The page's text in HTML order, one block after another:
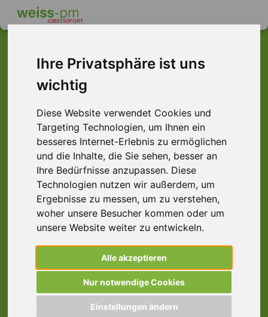
Ihre Privatsphäre ist uns
wichtig
Diese Website verwendet Cookies und
Targeting Technologien, um Ihnen ein
besseres Internet-Erlebnis zu ermöglichen
und die Inhalte, die Sie sehen, besser an
Ihre Bedürfnisse anzupassen. Diese
Technologien nutzen wir außerdem, um
Ergebnisse zu messen, um zu verstehen,
woher unsere Besucher kommen oder um
unsere Website weiter zu entwickeln.
Alle akzeptieren
Nur notwendige Cookies
Einstellungen ändern
Dieser Job ist leider
nicht mehr verfügbar ...
... aber vielleicht ist hier etwas dabei:
CNC-Zerspannungsmechaniker (m/w/d) 3
Schicht, Kelkheim
65779 Kelkheim (Taunus)